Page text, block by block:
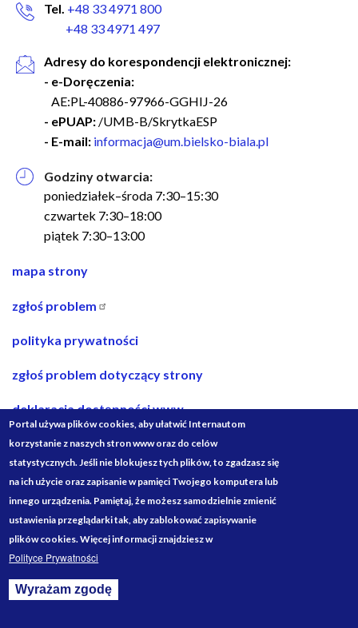
Tel. +48 33 4971 800
+48 33 4971 497
Adresy do korespondencji elektronicznej:
- e-Doręczenia:
AE:PL-40886-97966-GGHIJ-26
- ePUAP: /UMB-B/SkrytkaESP
- E-mail: informacja@um.bielsko-biala.pl
Godziny otwarcia:
poniedziałek–środa 7:30–15:30
czwartek 7:30–18:00
piątek 7:30–13:00
nawigacja
stopce
mapa strony
zgłoś problem
polityka prywatności
zgłoś problem dotyczący strony
deklaracja dostępności www
deklaracja dostępności bip
projekty ze środków budżetu państwa
Społecznościowe
Portal używa plików cookies, aby ułatwić Internautom
korzystanie z naszych stron www oraz do celów
statystycznych. Jeśli nie blokujesz tych plików, to zgadzasz się
na ich użycie oraz zapisanie w pamięci Twojego komputera lub
innego urządzenia. Pamiętaj, że możesz samodzielnie zmienić
ustawienia przeglądarki tak, aby zablokować zapisywanie
plików cookies. Więcej informacji znajdziesz w
Polityce Prywatności
Wyrażam zgodę